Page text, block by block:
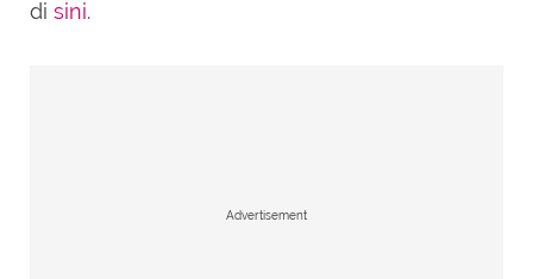
di sini.
Advertisement